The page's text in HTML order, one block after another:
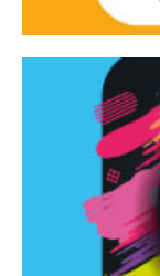
Rassegna